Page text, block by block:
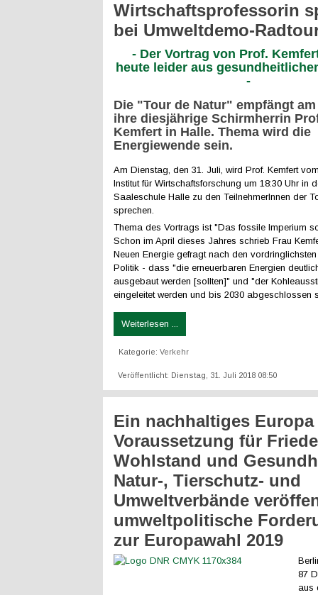
Wirtschaftsprofessorin
bei Umweltdemo-
- Der Vortrag von Prof.
heute leider aus
-
Die "Tour de Natur" empfängt
ihre diesjährige Schirmherrin
Kemfert in Halle. Thema wird die
Energiewende sein.
Am Dienstag, den 31. Juli, wird Prof. Kemfert
Institut für Wirtschaftsforschung um 18:30 Uhr in
Saaleschule Halle zu den TeilnehmerInnen der
sprechen.
Thema des Vortrags ist "Das fossile Imperium
Schon im April dieses Jahres schrieb Frau
Neuen Energie gefragt nach den
Politik - dass "die erneuerbaren Energien
ausgebaut werden [sollten]" und "der
eingeleitet werden und bis 2030 abgeschlossen
Weiterlesen ...
Kategorie: Verkehr
Veröffentlicht: Dienstag, 31. Juli 2018 08:50
Ein nachhaltiges
Voraussetzung für
Wohlstand und
Natur-, Tierschutz- und
Umweltverbände
umweltpolitische
zur Europawahl 2019
87
aus